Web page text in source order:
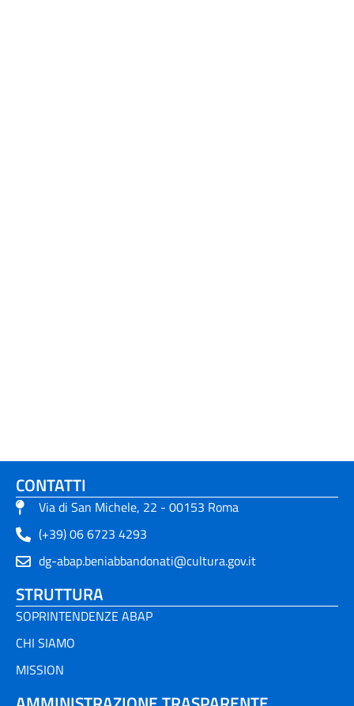
CONTATTI
Via di San Michele, 22 - 00153 Roma
(+39) 06 6723 4293
dg-abap.beniabbandonati@cultura.gov.it
STRUTTURA
SOPRINTENDENZE ABAP
CHI SIAMO
MISSION